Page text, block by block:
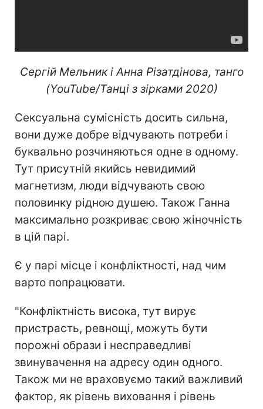
Сергій Мельник і Анна Різатдінова, танго
(YouTube/Танці з зірками 2020)
Сексуальна сумісність досить сильна,
вони дуже добре відчувають потреби і
буквально розчиняються одне в одному.
Тут присутній якийсь невидимий
магнетизм, люди відчувають свою
половинку рідною душею. Також Ганна
максимально розкриває свою жіночність
в цій парі.
Є у парі місце і конфліктності, над чим
варто попрацювати.
"Конфліктність висока, тут вирує
пристрасть, ревнощі, можуть бути
порожні образи і несправедливі
звинувачення на адресу один одного.
Також ми не враховуємо такий важливий
фактор, як рівень виховання і рівень